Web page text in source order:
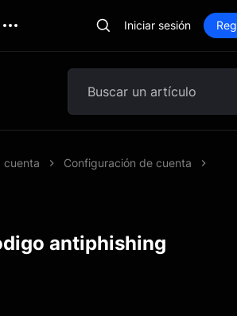
Iniciar sesión
cuenta
Configuración de cuenta
antiphishing